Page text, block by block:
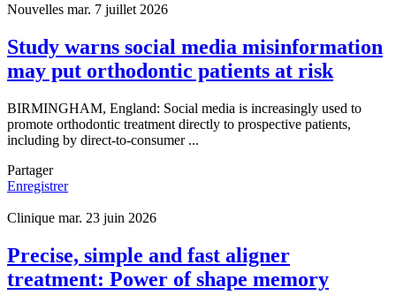
Nouvelles mar. 7 juillet 2026
Study warns social media misinformation
may put orthodontic patients at risk
BIRMINGHAM, England: Social media is increasingly used to
promote orthodontic treatment directly to prospective patients,
including by direct-to-consumer ...
Partager
Enregistrer
Clinique mar. 23 juin 2026
Precise, simple and fast aligner
treatment: Power of shape memory